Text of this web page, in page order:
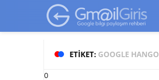
google-site-
ETIKET: GOOGLE
0